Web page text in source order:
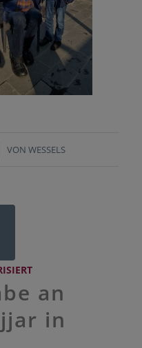
VONWESSELS
an
in